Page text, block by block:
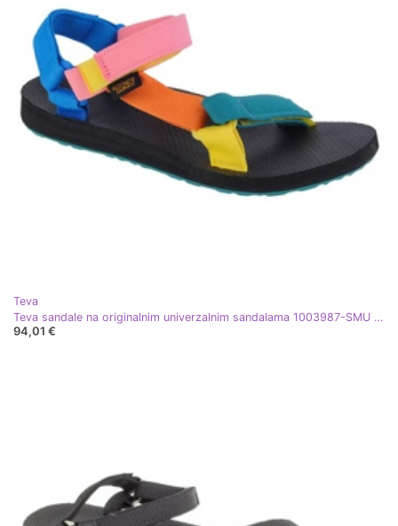
Teva
Teva sandale na originalnim univerzalnim sandalama 1003987-SMU zelena
94,01 €